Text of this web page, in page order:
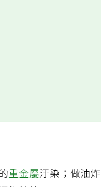
重金屬汙染；做油炸